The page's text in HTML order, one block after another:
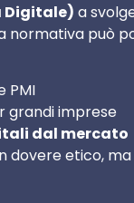
Digitale) a
normativa può
PMI
grandi imprese
dal mercato
dovere etico,